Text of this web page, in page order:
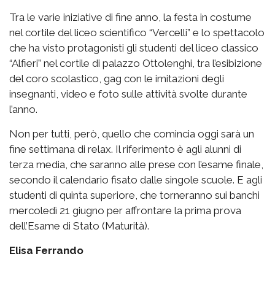
Tra le varie iniziative di fine anno, la festa in costume
nel cortile del liceo scientifico “Vercelli” e lo spettacolo
che ha visto protagonisti gli studenti del liceo classico
“Alfieri” nel cortile di palazzo Ottolenghi, tra l’esibizione
del coro scolastico, gag con le imitazioni degli
insegnanti, video e foto sulle attività svolte durante
l’anno.
Non per tutti, però, quello che comincia oggi sarà un
fine settimana di relax. Il riferimento è agli alunni di
terza media, che saranno alle prese con l’esame finale,
secondo il calendario fisato dalle singole scuole. E agli
studenti di quinta superiore, che torneranno sui banchi
mercoledì 21 giugno per affrontare la prima prova
dell’Esame di Stato (Maturità).
Elisa Ferrando